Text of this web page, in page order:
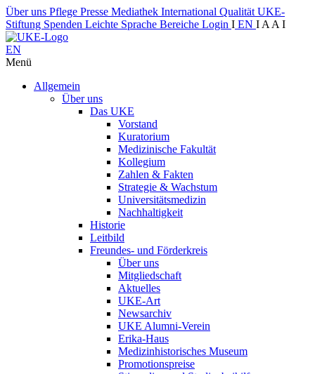
Über uns Pflege Presse Mediathek International Qualität UKE-
Stiftung Spenden Leichte Sprache Bereiche Login I EN I A A I
EN
Menü
Allgemein
Über uns
Das UKE
Vorstand
Kuratorium
Medizinische Fakultät
Kollegium
Zahlen & Fakten
Strategie & Wachstum
Universitätsmedizin
Nachhaltigkeit
Historie
Leitbild
Freundes- und Förderkreis
Über uns
Mitgliedschaft
Aktuelles
UKE-Art
Newsarchiv
UKE Alumni-Verein
Erika-Haus
Medizinhistorisches Museum
Promotionspreise